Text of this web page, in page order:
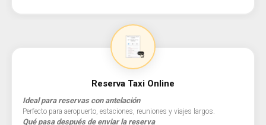
Reserva Taxi Online
Ideal para reservas con antelación
Perfecto para aeropuerto, estaciones, reuniones y viajes largos.
Qué pasa después de enviar la reserva